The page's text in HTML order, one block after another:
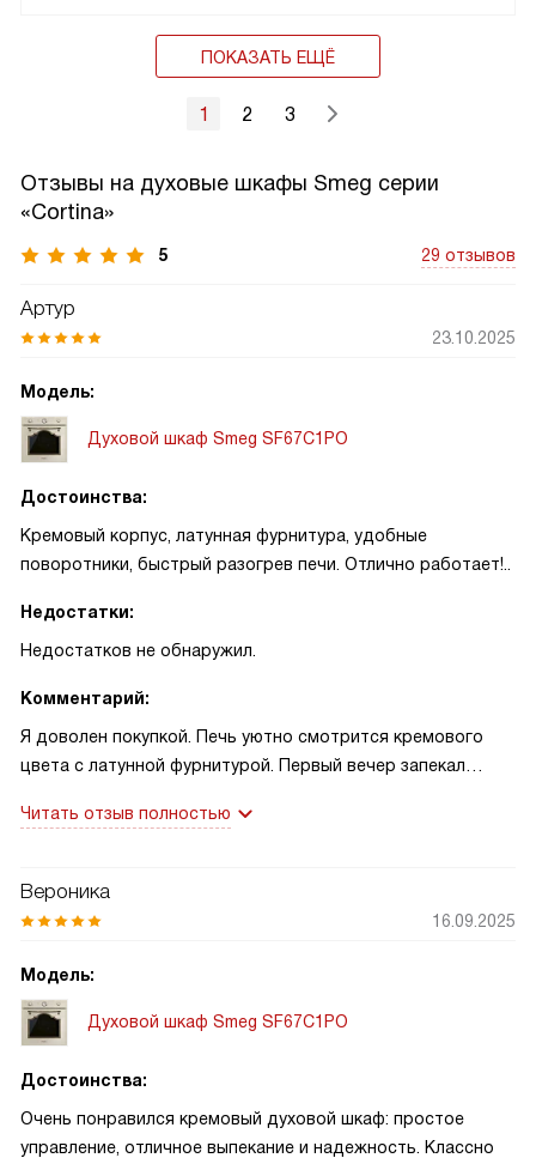
ПОКАЗАТЬ ЕЩЁ
1 2 3
Отзывы на духовые шкафы Smeg серии
«Cortina»
5 29 отзывов
Артур
23.10.2025
Модель:
Духовой шкаф Smeg SF67C1PO
Достоинства:
Кремовый корпус, латунная фурнитура, удобные
поворотники, быстрый разогрев печи. Отлично работает!..
Недостатки:
Недостатков не обнаружил.
Комментарий:
Я доволен покупкой. Печь уютно смотрится кремового
цвета с латунной фурнитурой. Первый вечер запекал
сочное, гости похвалили. На следующий день быстро
разогреву и таймеру с сигналом, сэкономило время! После
Читать отзыв полностью
Вероника
16.09.2025
Модель:
Духовой шкаф Smeg SF67C1PO
Достоинства:
Очень понравился кремовый духовой шкаф: простое
управление, отличное выпекание и надежность. Классно